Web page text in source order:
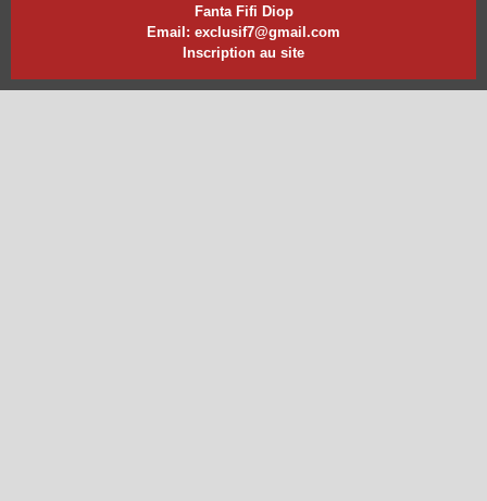
Fanta Fifi Diop
Email: exclusif7@gmail.com
Inscription au site